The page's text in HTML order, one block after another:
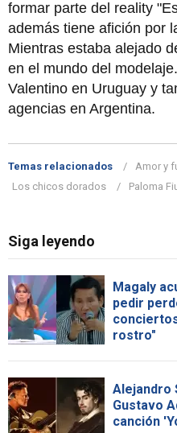
formar parte del reality
además tiene afición por
Mientras estaba alejado
en el mundo del
Valentino en Uruguay y
agencias en Argentina.
Temas relacionados Amor y
Los chicos dorados
Paloma
Siga leyendo
Magaly
pedir
rostro"
Alejandro
Gustavo
canción